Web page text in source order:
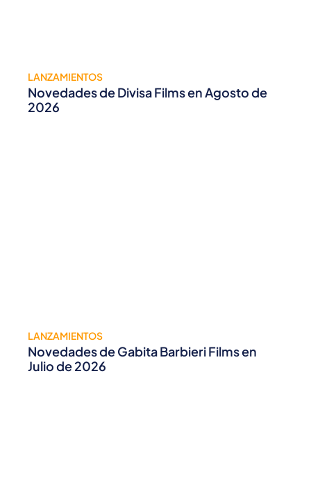
LANZAMIENTOS
Novedades de Divisa Films en Agosto de
2026
LANZAMIENTOS
Novedades de Gabita Barbieri Films en
Julio de 2026